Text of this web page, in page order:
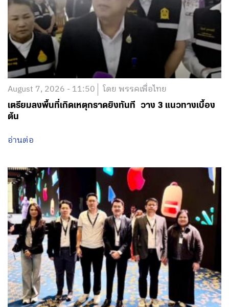
August 7, 2026 - 11:50 โดย พรรคเพื่อไทย
เตรียมลงพื้นที่เกิดเหตุกราดยิงทันที วาง 3 แนวทางเบื้อง
ต้น
อ่านต่อ